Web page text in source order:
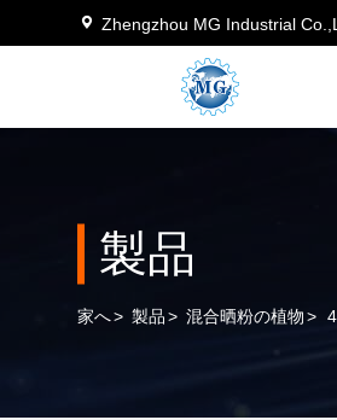
Zhengzhou MG Industrial
製品
家へ> 製品> 混合晒粉の植物>